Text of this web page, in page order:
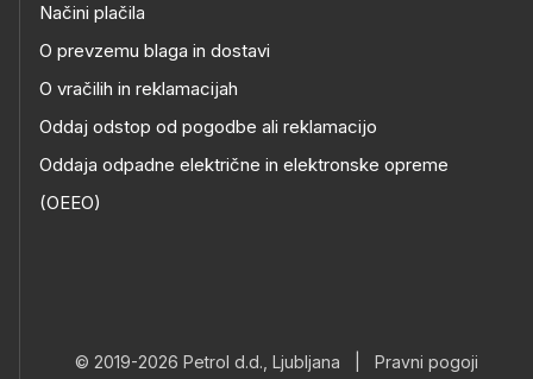
Načini plačila
O prevzemu blaga in dostavi
O vračilih in reklamacijah
Oddaj odstop od pogodbe ali reklamacijo
Oddaja odpadne električne in elektronske opreme
(OEEO)
© 2019-2026 Petrol d.d., Ljubljana Pravni pogoji